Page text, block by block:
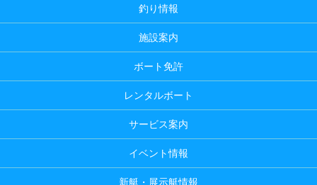
釣り情報
施設案内
ボート免許
レンタルボート
サービス案内
イベント情報
新艇・展示艇情報